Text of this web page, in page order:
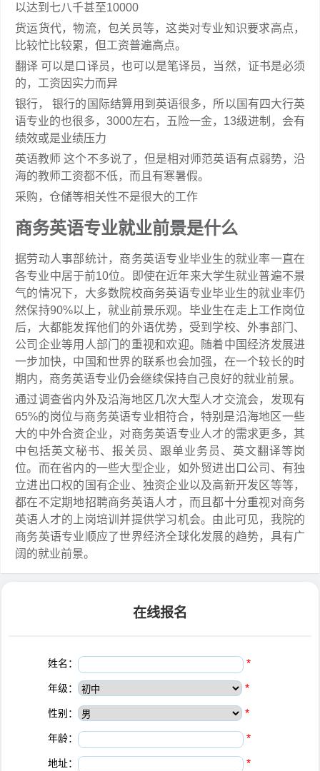
以达到七八千甚至10000
货运货代，物流，包关员等，这类对专业知识要求高点，
比较忙比较累，但工资普遍高点。
翻译 可以是口译员，也可以是笔译员，当然，证书是必须
的，工资因实力而异
银行， 银行的国际结算用到英语很多，所以国有四大行英
语专业的也很多，3000左右，五险一金，13级进制，会有
绩效或是业绩压力
英语教师 这个不多说了，但是相对师范英语有点弱势，沿
海的教师工资都不低，而且有寒暑假。
采购，仓储等相关性不是很大的工作
商务英语专业就业前景是什么
据劳动人事部统计，商务英语专业毕业生的就业率一直在
各专业中居于前10位。即使在近年来大学生就业普遍不景
气的情况下，大多数院校商务英语专业毕业生的就业率仍
然保持90%以上，就业前景乐观。毕业生在走上工作岗位
后，大都能发挥他们的外语优势，受到学校、外事部门、
公司企业等用人部门的重视和欢迎。随着中国经济发展进
一步加快，中国和世界的联系也会加强，在一个较长的时
期内，商务英语专业仍会继续保持自己良好的就业前景。
通过调查省内外及沿海地区几次大型人才交流会，发现有
65%的岗位与商务英语专业相符合，特别是沿海地区一些
大的中外合资企业，对商务英语专业人才的需求更多，其
中包括英文秘书、报关员、跟单业务员、英文翻译等岗
位。而在省内的一些大型企业，如外贸进出口公司、有独
立进出口权的国有企业、独资企业以及高新开发区等等，
都在不定期地招聘商务英语人才，而且都十分重视对商务
英语人才的上岗培训并提供学习机会。由此可见，我院的
商务英语专业顺应了世界经济全球化发展的趋势，具有广
阔的就业前景。
在线报名
姓名： *
年级： *
性别： *
年龄： *
地址： *